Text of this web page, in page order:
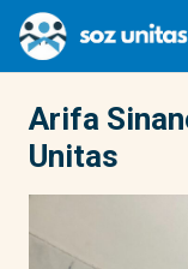
Arifa
Unitas